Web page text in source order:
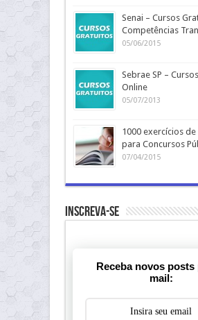
Senai – Cursos
Competências
05/06/2015
Sebrae SP –
Online
05/07/2013
1000 exercícios
para Concursos
07/04/2015
Inscreva-se
Receba novos posts
mail: